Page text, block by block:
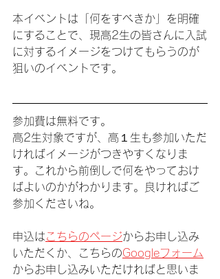
本イベントは「何をすべきか」を明確
にすることで、現高2生の皆さんに入試
に対するイメージをつけてもらうのが
狙いのイベントです。
参加費は無料です。
高2生対象ですが、高１生も参加いただ
ければイメージがつきやすくなりま
す。これから前倒しで何をやっておけ
ばよいのかがわかります。良ければご
参加くださいね。
申込はこちらのページからお申し込み
いただくか、こちらのGoogleフォーム
からお申し込みいただければと思いま